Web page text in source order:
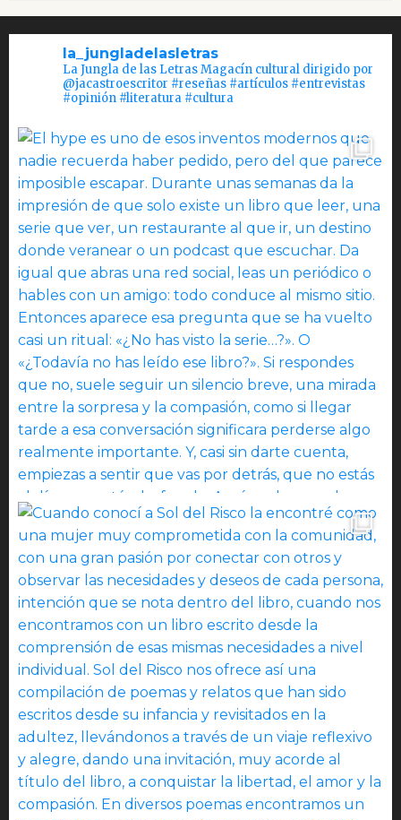
la_jungladelasletras
La Jungla de las Letras Magacín cultural dirigido por
@jacastroescritor #reseñas #artículos #entrevistas
#opinión #literatura #cultura